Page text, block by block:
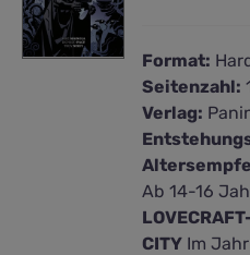
Format:
Seitenzahl:
Verlag:
Ab 14-16
CITY Im